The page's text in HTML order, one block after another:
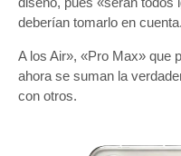
deberían tomarlo en cuenta.
A los Air», «Pro Max» que
ahora se suman la
con otros.